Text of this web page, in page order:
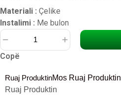
Materiali : Çelike
Instalimi : Me bulon
Këmbë
115
mm,
Copë
Ruaj ProduktinMos Ruaj Produktin
Ruaj Produktin